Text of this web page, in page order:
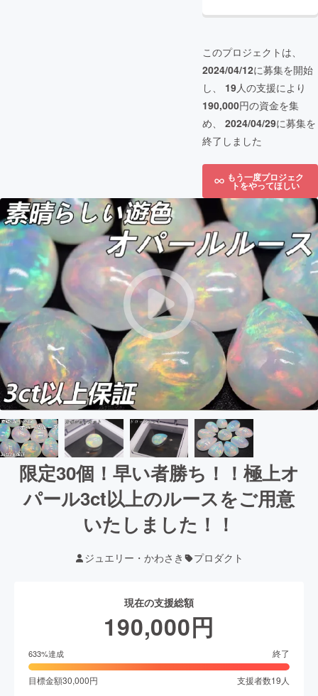
このプロジェクトは、
2024/04/12に募集を開始
し、 19人の支援により
190,000円の資金を集
め、 2024/04/29に募集を
終了しました
もう一度プロジェク
トをやってほしい
限定30個！早い者勝ち！！極上オ
パール3ct以上のルースをご用意
いたしました！！
ジュエリー・かわさき プロダクト
現在の支援総額
190,000円
633%達成 終了
目標金額30,000円 支援者数19人